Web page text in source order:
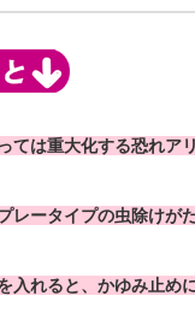
ては重大化する恐れアリ
レータイプの虫除けが
入れると、かゆみ止め